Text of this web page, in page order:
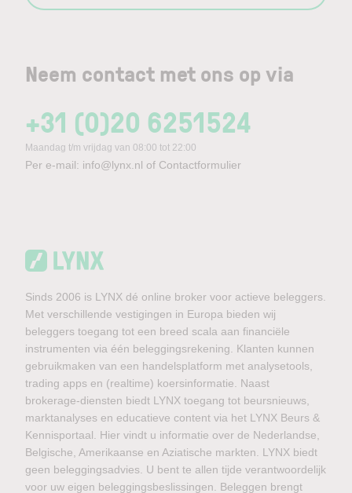
Neem contact met ons op via
+31 (0)20 6251524
Maandag t/m vrijdag van 08:00 tot 22:00
Per e-mail: info@lynx.nl of Contactformulier
Sinds 2006 is LYNX dé online broker voor actieve beleggers.
Met verschillende vestigingen in Europa bieden wij
beleggers toegang tot een breed scala aan financiële
instrumenten via één beleggingsrekening. Klanten kunnen
gebruikmaken van een handelsplatform met analysetools,
trading apps en (realtime) koersinformatie. Naast
brokerage-diensten biedt LYNX toegang tot beursnieuws,
marktanalyses en educatieve content via het LYNX Beurs &
Kennisportaal. Hier vindt u informatie over de Nederlandse,
Belgische, Amerikaanse en Aziatische markten. LYNX biedt
geen beleggingsadvies. U bent te allen tijde verantwoordelijk
voor uw eigen beleggingsbeslissingen. Beleggen brengt